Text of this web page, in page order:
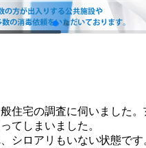
住宅の調査に伺いました
てしまいました。
シロアリもいない状態で